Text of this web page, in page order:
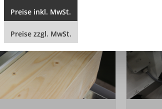
Preise inkl. MwSt.
Preise zzgl. MwSt.